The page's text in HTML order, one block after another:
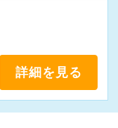
詳細を見る